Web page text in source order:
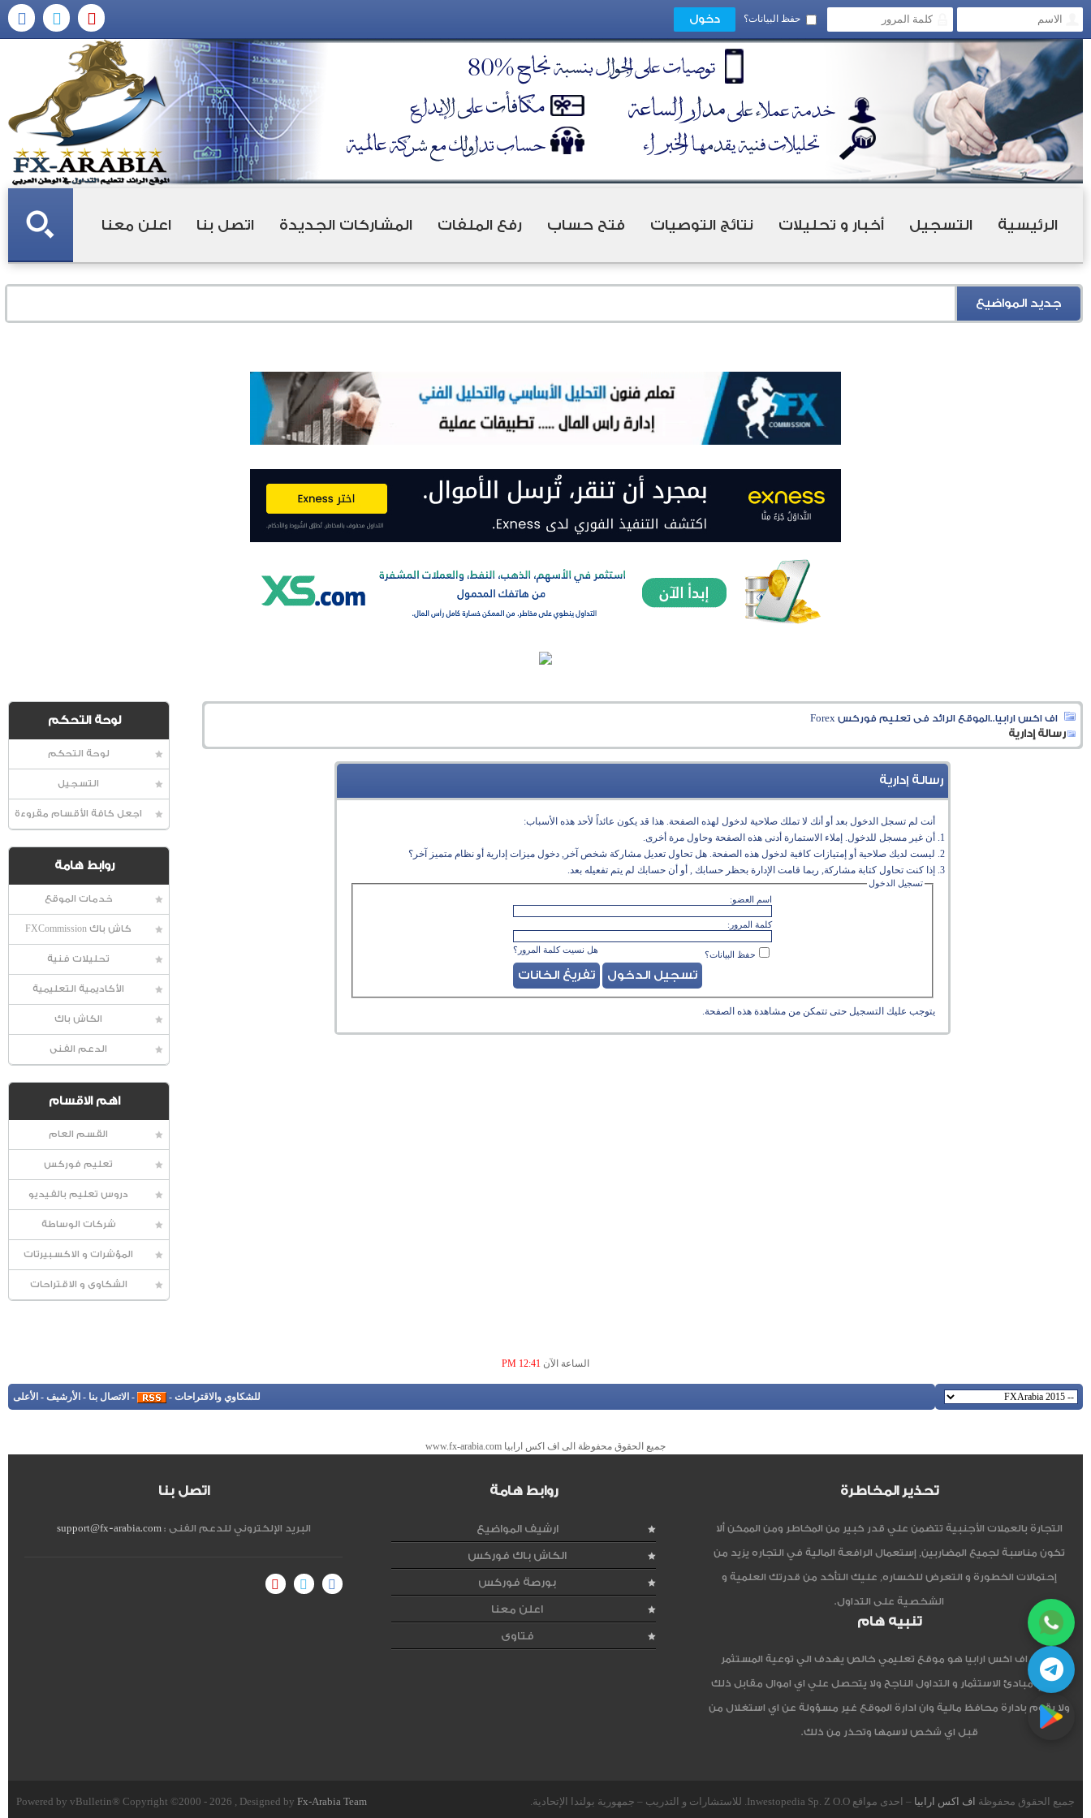
حفظ البيانات؟
الرئيسية التسجيل أخبار و تحليلات نتائج التوصيات فتح حساب رفع الملفات المشاركات الجديدة اتصل بنا اعلن معنا
جديد المواضيع
لوحة التحكم
لوحة التحكم
التسجيل
اجعل كافة الأقسام مقروءة
روابط هامة
خدمات الموقع
كاش باك FXCommission
تحليلات فنية
الأكاديمية التعليمية
الكاش باك
الدعم الفنى
اهم الاقسام
القسم العام
تعليم فوركس
دروس تعليم بالفيديو
شركات الوساطة
المؤشرات و الاكسبيرتات
الشكاوى و الاقتراحات
اف اكس ارابيا..الموقع الرائد فى تعليم فوركس Forex
رسالة إدارية
رسالة إدارية
أنت لم تسجل الدخول بعد أو أنك لا تملك صلاحية لدخول لهذه الصفحة. هذا قد يكون عائداً لأحد هذه الأسباب:
أن غير مسجل للدخول. إملاء الاستمارة أدنى هذه الصفحة وحاول مرة أخرى.
ليست لديك صلاحية أو إمتيازات كافية لدخول هذه الصفحة. هل تحاول تعديل مشاركة شخص آخر, دخول ميزات إدارية أو نظام متميز آخر؟
إذا كنت تحاول كتابة مشاركة, ربما قامت الإدارة بحظر حسابك , أو أن حسابك لم يتم تفعيله بعد.
تسجيل الدخول
اسم العضو:
كلمة المرور:
هل نسيت كلمة المرور؟ حفظ البيانات؟
يتوجب عليكالتسجيل حتى تتمكن من مشاهدة هذه الصفحة.
الساعة الآن 12:41 PM
للشكاوي والاقتراحات -
- الاتصال بنا - الأرشيف - الأعلى
جميع الحقوق محفوظة الى اف اكس ارابيا www.fx-arabia.com
تحذير المخاطرة
التجارة بالعملات الأجنبية تتضمن علي قدر كبير من المخاطر ومن الممكن ألا
تكون مناسبة لجميع المضاربين, إستعمال الرافعة المالية في التجاره يزيد من
إحتمالات الخطورة و التعرض للخساره, عليك التأكد من قدرتك العلمية و
الشخصية على التداول.
تنبيه هام
موقع اف اكس ارابيا هو موقع تعليمي خالص يهدف الي توعية المستثمر
العربي مبادئ الاستثمار و التداول الناجح ولا يتحصل علي اي اموال مقابل ذلك
ولا يقوم بادارة محافظ مالية وان ادارة الموقع غير مسؤولة عن اي استغلال من
قبل اي شخص لاسمها وتحذر من ذلك.
روابط هامة
ارشيف المواضيع
الكاش باك فوركس
بورصة فوركس
اعلن معنا
فتاوى
اتصل بنا
البريد الإلكتروني للدعم الفنى :support@fx-arabia.com
جميع الحقوق محفوظة اف اكس ارابيا – احدى مواقع Inwestopedia Sp. Z O.O. للاستشارات و التدريب – جمهورية بولندا الإتحادية. Powered by vBulletin® Copyright ©2000 - 2026 , Designed by Fx-Arabia Team